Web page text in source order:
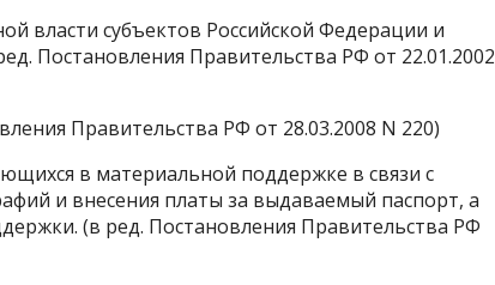
власти субъектов Российской Федерации и
Постановления Правительства РФ от 22.01.2002
Правительства РФ от 28.03.2008 N 220)
в материальной поддержке в связи с
и внесения платы за выдаваемый паспорт, а
(в ред. Постановления Правительства РФ